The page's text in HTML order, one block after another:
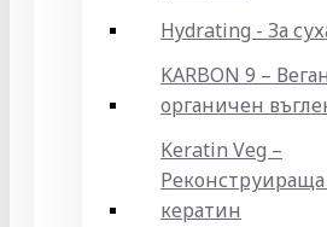
Hydrating - За
KARBON 9 –
органичен
Keratin Veg –
Реконструираща
кератин